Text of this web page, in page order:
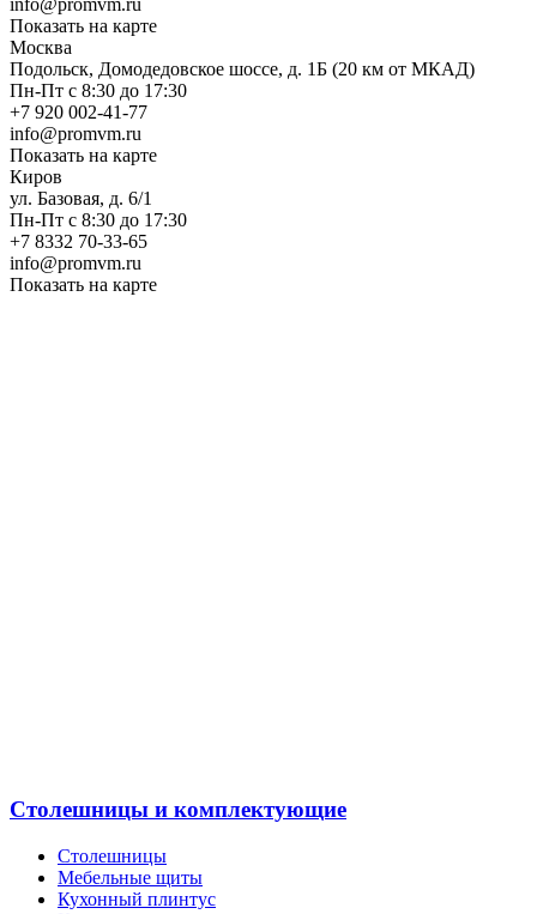
Показать на карте
Москва
Подольск, Домодедовское шоссе, д. 1Б (20 км от МКАД)
Пн-Пт с 8:30 до 17:30
+7 920 002-41-77
info@promvm.ru
Показать на карте
Киров
ул. Базовая, д. 6/1
Пн-Пт с 8:30 до 17:30
+7 8332 70-33-65
info@promvm.ru
Показать на карте
Столешницы и комплектующие
Столешницы
Мебельные щиты
Кухонный плинтус